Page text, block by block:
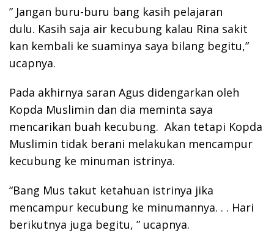
” Jangan buru-buru bang kasih pelajaran
dulu. Kasih saja air kecubung kalau Rina sakit
kan kembali ke suaminya saya bilang begitu,”
ucapnya.
Pada akhirnya saran Agus didengarkan oleh
Kopda Muslimin dan dia meminta saya
mencarikan buah kecubung. Akan tetapi Kopda
Muslimin tidak berani melakukan mencampur
kecubung ke minuman istrinya.
“Bang Mus takut ketahuan istrinya jika
mencampur kecubung ke minumannya. . . Hari
berikutnya juga begitu, ” ucapnya.